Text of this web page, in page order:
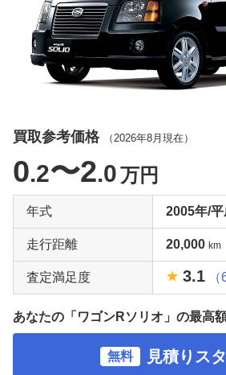
買取参考価格 （ 2026年8月 現在）
0.2〜2.0万円
年式 2005年/
走行距離 20,000 km
査定満足度 3.1
あなたの「ワゴンRソリオ」の最高
無料 見積りス